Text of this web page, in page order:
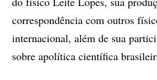
correspondência com outros
internacional, além de sua
sobre apolítica científica